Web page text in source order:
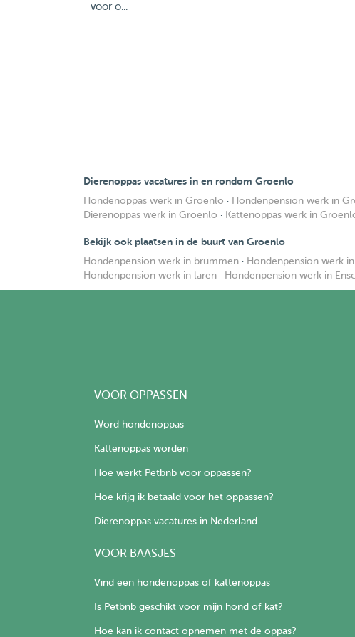
voor o...
Dierenoppas vacatures in en rondom Groenlo
Hondenoppas werk in Groenlo · Hondenpension werk in
Dierenoppas werk in Groenlo · Kattenoppas werk in
Bekijk ook plaatsen in de buurt van Groenlo
Hondenpension werk in brummen · Hondenpension werk
Hondenpension werk in laren · Hondenpension werk in
VOOR OPPASSEN
Word hondenoppas
Kattenoppas worden
Hoe werkt Petbnb voor oppassen?
Hoe krijg ik betaald voor het oppassen?
Dierenoppas vacatures in Nederland
VOOR BAASJES
Vind een hondenoppas of kattenoppas
Is Petbnb geschikt voor mijn hond of kat?
Hoe kan ik contact opnemen met de oppas?